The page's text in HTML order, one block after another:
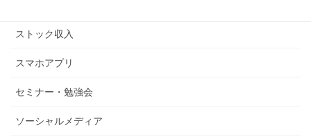
ストック収入
スマホアプリ
セミナー・勉強会
ソーシャルメディア